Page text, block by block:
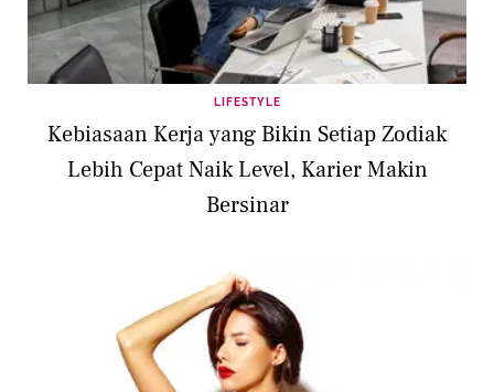
LIFESTYLE
Kebiasaan Kerja yang Bikin Setiap Zodiak
Lebih Cepat Naik Level, Karier Makin
Bersinar